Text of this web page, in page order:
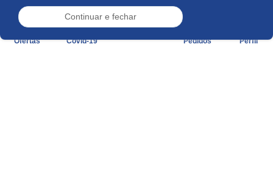
Continuar e fechar
Ofertas Covid-19 Pedidos Perfil